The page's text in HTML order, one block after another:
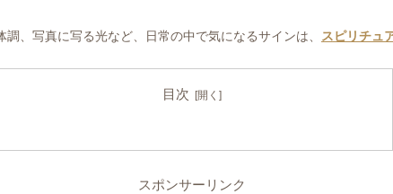
、写真に写る光など、日常の中で気になるサインは、
スピリチュ
目次
スポンサーリンク